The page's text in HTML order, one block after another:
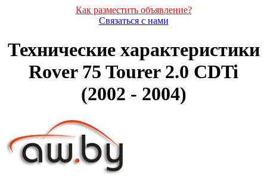
Как разместить объявление?
Связаться с нами
Технические характеристики
Rover 75 Tourer 2.0 CDTi
(2002 - 2004)